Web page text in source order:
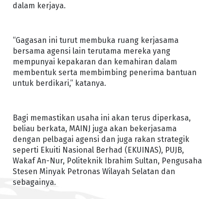
dalam kerjaya.
“Gagasan ini turut membuka ruang kerjasama
bersama agensi lain terutama mereka yang
mempunyai kepakaran dan kemahiran dalam
membentuk serta membimbing penerima bantuan
untuk berdikari,” katanya.
Bagi memastikan usaha ini akan terus diperkasa,
beliau berkata, MAINJ juga akan bekerjasama
dengan pelbagai agensi dan juga rakan strategik
seperti Ekuiti Nasional Berhad (EKUINAS), PUJB,
Wakaf An-Nur, Politeknik Ibrahim Sultan, Pengusaha
Stesen Minyak Petronas Wilayah Selatan dan
sebagainya.